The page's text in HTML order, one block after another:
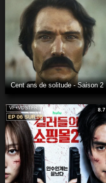
Cent ans de solitude - Saison 2
VF+VOSTFR
8.7
EP 06 SUR 08